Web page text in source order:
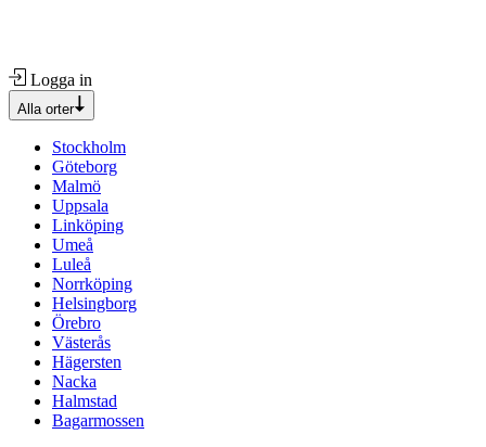
Logga in
Alla orter
Stockholm
Göteborg
Malmö
Uppsala
Linköping
Umeå
Luleå
Norrköping
Helsingborg
Örebro
Västerås
Hägersten
Nacka
Halmstad
Bagarmossen